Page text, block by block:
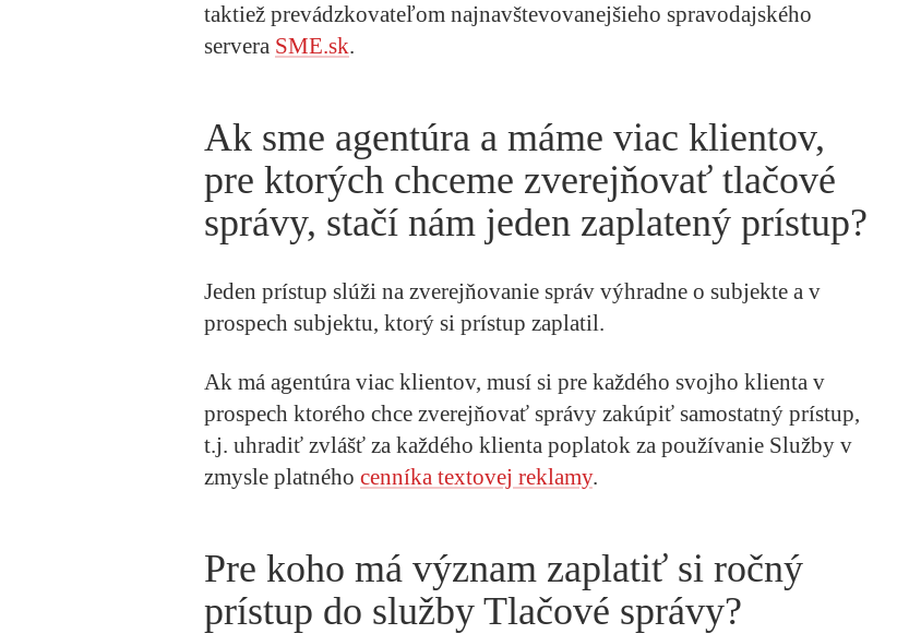
taktiež prevádzkovateľom najnavštevovanejšieho spravodajského
servera SME.sk.
Ak sme agentúra a máme viac klientov,
pre ktorých chceme zverejňovať tlačové
správy, stačí nám jeden zaplatený prístup?
Jeden prístup slúži na zverejňovanie správ výhradne o subjekte a v
prospech subjektu, ktorý si prístup zaplatil.
Ak má agentúra viac klientov, musí si pre každého svojho klienta v
prospech ktorého chce zverejňovať správy zakúpiť samostatný prístup,
t.j. uhradiť zvlášť za každého klienta poplatok za používanie Služby v
zmysle platného cenníka textovej reklamy.
Pre koho má význam zaplatiť si ročný
prístup do služby Tlačové správy?